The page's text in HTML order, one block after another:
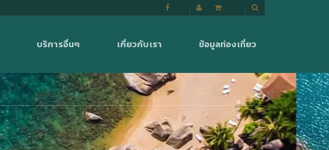
บริการอื่นๆ เกี่ยวกับเรา ข้อมูลท่องเที่ยว